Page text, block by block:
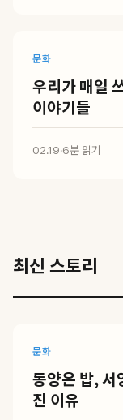
문화
우리가 매일
이야기들
02.19·6분 읽기
최신 스토리
문화
동양은 밥,
진 이유